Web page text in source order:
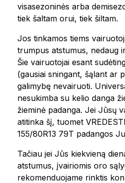
visasezoninės arba
tiek šaltam orui, tiek šiltam.
Jos tinkamos tiems
trumpus atstumus, nedaug
Šie vairuotojai esant
(gausiai sningant, šąlant ar
galimybę nevairuoti.
nesukimba su kelio danga
žieminė padanga. Jei Jūsų
atitinka šį, tuomet
155/80R13 79T padangos
Tačiau jei Jūs kiekvieną
atstumus, įvairiomis oro
rekomenduojame rinktis